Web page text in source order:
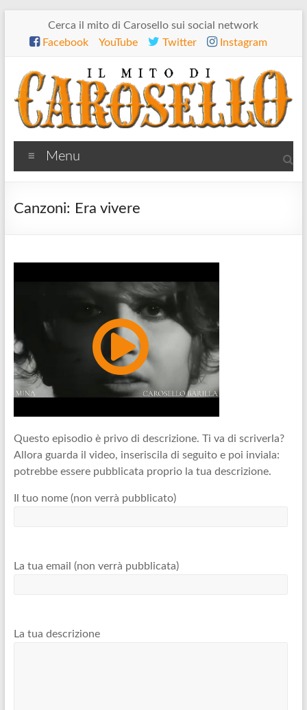
contenuto
Cerca il mito di Carosello sui social network
Facebook
YouTube Twitter Instagram
Il
mito
di
Menu
Canzoni: Era vivere
Questo episodio è privo di descrizione. Ti va di scriverla?
Allora guarda il video, inseriscila di seguito e poi inviala:
potrebbe essere pubblicata proprio la tua descrizione.
Il tuo nome (non verrà pubblicato)
La tua email (non verrà pubblicata)
La tua descrizione